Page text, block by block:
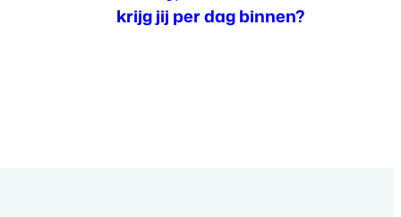
krijg jij per dag binnen?